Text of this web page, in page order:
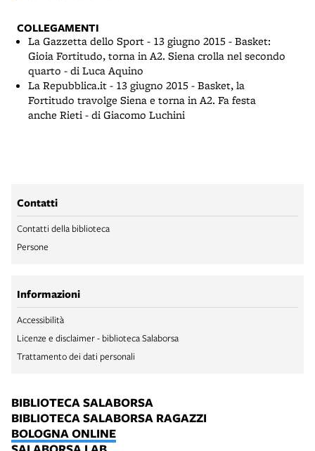
COLLEGAMENTI
La Gazzetta dello Sport - 13 giugno 2015 - Basket:
Gioia Fortitudo, torna in A2. Siena crolla nel secondo
quarto - di Luca Aquino
La Repubblica.it - 13 giugno 2015 - Basket, la
Fortitudo travolge Siena e torna in A2. Fa festa
anche Rieti - di Giacomo Luchini
Contatti
Contatti della biblioteca
Persone
Informazioni
Accessibilità
Licenze e disclaimer - biblioteca Salaborsa
Trattamento dei dati personali
BIBLIOTECA SALABORSA
BIBLIOTECA SALABORSA RAGAZZI
BOLOGNA ONLINE